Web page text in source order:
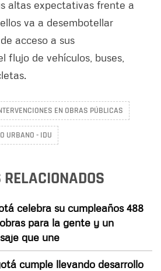
altas expectativas frente a
va a desembotellar
acceso a sus
flujo de vehículos, buses,
EN OBRAS PÚBLICAS
URBANO - IDU
celebra su cumpleaños 488
para la gente y un
que une
cumple llevando desarrollo